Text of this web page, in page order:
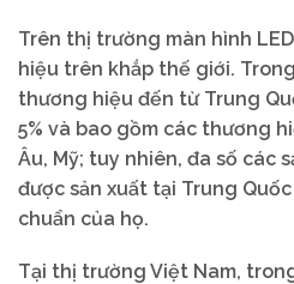
Trên thị trường màn hình
hiệu trên khắp thế giới.
thương hiệu đến từ Trung
5% và bao gồm các thương
Âu, Mỹ; tuy nhiên, đa số các
được sản xuất tại Trung
chuẩn của họ.
Tại thị trường Việt Nam,